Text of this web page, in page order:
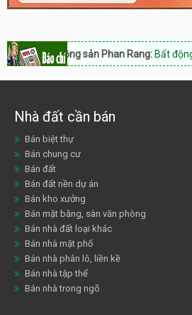
Bất động sản Phan Rang: Bất động sản
Nhà đất cần bán
Bán biệt thự
Bán chung cư
Bán đất
Bán đất nền dự án
Bán kho xưởng
Bán mặt bằng, sàn văn phòng
Bán nhà đất loại khác
Bán nhà mặt phố
Bán nhà phân lô, liền kề
Bán nhà tập thể
Bán nhà trong ngõ